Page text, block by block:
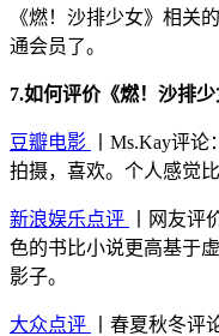
《燃！沙排少女》相关
通会员了。
7.如何评价《燃！沙排少
豆瓣电影
丨Ms.Kay评
拍摄，喜欢。个人感觉
新浪娱乐点评
丨网友评
色的书比小说更高基于
影子。
大众点评
丨春夏秋冬评